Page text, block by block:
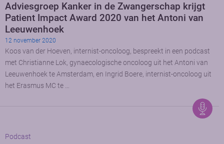
Adviesgroep Kanker in de Zwangerschap krijgt
Patient Impact Award 2020 van het Antoni van
Leeuwenhoek
12 november 2020
Koos van der Hoeven, internist-oncoloog, bespreekt in een podcast
met Christianne Lok, gynaecologische oncoloog uit het Antoni van
Leeuwenhoek te Amsterdam, en Ingrid Boere, internist-oncoloog uit
het Erasmus MC te …
Podcast